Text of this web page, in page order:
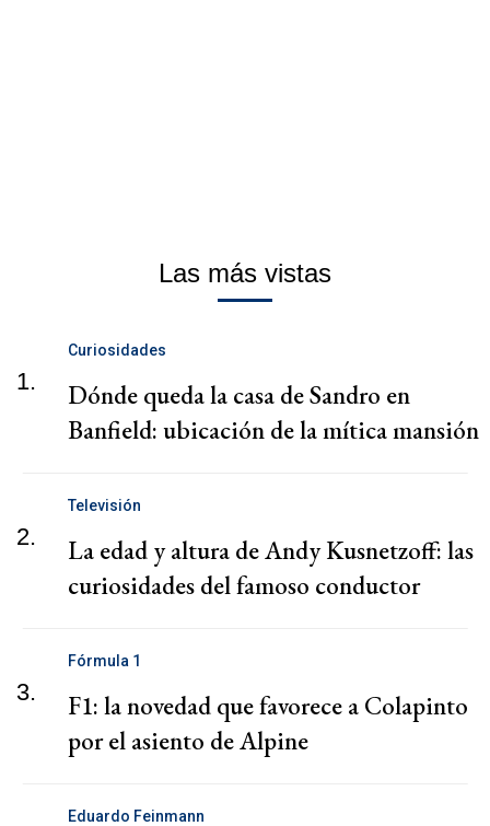
Las más vistas
1.
Curiosidades
Dónde queda la casa de Sandro en
Banfield: ubicación de la mítica mansión
2.
Televisión
La edad y altura de Andy Kusnetzoff: las
curiosidades del famoso conductor
3.
Fórmula 1
F1: la novedad que favorece a Colapinto
por el asiento de Alpine
Eduardo Feinmann